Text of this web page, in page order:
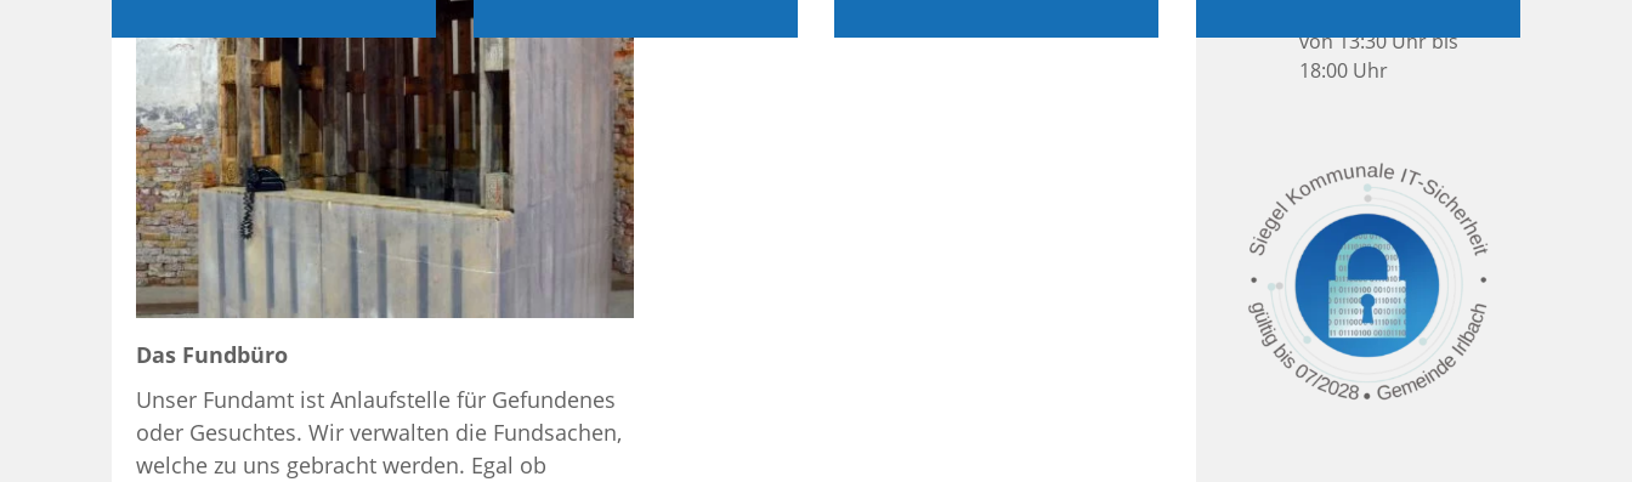
Das Fundbüro
Unser Fundamt ist Anlaufstelle für Gefundenes
oder Gesuchtes. Wir verwalten die Fundsachen,
welche zu uns gebracht werden. Egal ob
von 13:30 Uhr bis
18:00 Uhr